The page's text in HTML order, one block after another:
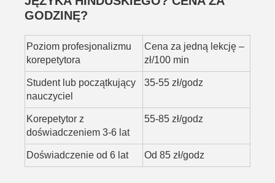
GODZINĘ?
Poziom profesjonalizmu
korepetytora
Cena za jedną lekcję –
zł/100 min
Student lub początkujący
nauczyciel
35-55 zł/godz
Korepetytor z
doświadczeniem 3-6 lat
55-85 zł/godz
Doświadczenie od 6 lat Od 85 zł/godz